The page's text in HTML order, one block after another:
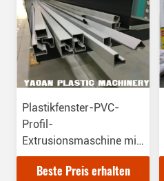
Plastikfenster-PVC-
Profil-
Extrusionsmaschine mit
hoher Leistung,
Einschraub-Extrusion
Beste Preis erhalten